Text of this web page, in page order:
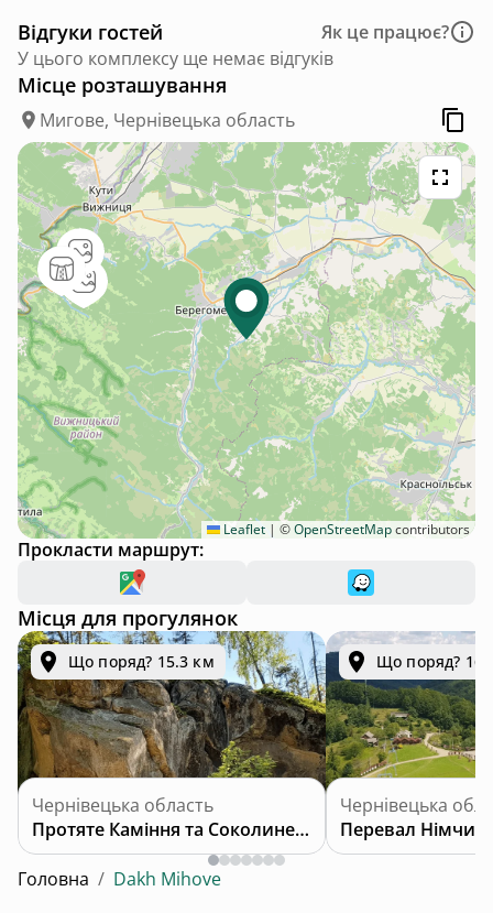
Відгуки гостей
Як це працює?
У цього комплексу ще немає відгуків
Місце розташування
Мигове, Чернівецька область
Leaflet | ©OpenStreetMapcontributors
Прокласти маршрут:
Місця для прогулянок
Що поряд? 15.3 км
Чернівецька область
Протяте Каміння та Соколине Око
Що поряд?
Чернівецька
Перевал Німчич
Головна / Dakh Mihove